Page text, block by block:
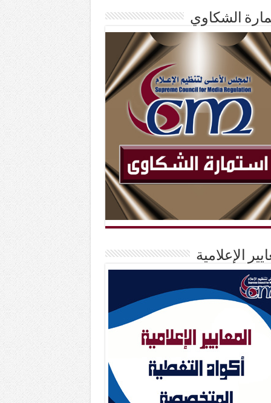
الشكاوي
الإعلامية